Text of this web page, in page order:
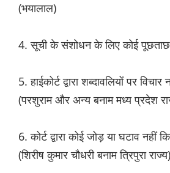
(भयालाल)
4. सूची के संशोधन के लिए कोई
5. हाईकोर्ट द्वारा शब्दावलियों पर
(परशुराम और अन्य बनाम मध्य प्रदेश
6. कोर्ट द्वारा कोई जोड़ या घटाव नहीं
(शिरीष कुमार चौधरी बनाम त्रिपुरा राज्य)